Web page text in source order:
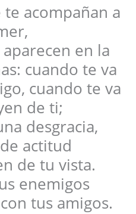
acompañan a
en la
cuando te va
cuando te va
de ti;
desgracia,
actitud
de tu vista.
enemigos
tus amigos.